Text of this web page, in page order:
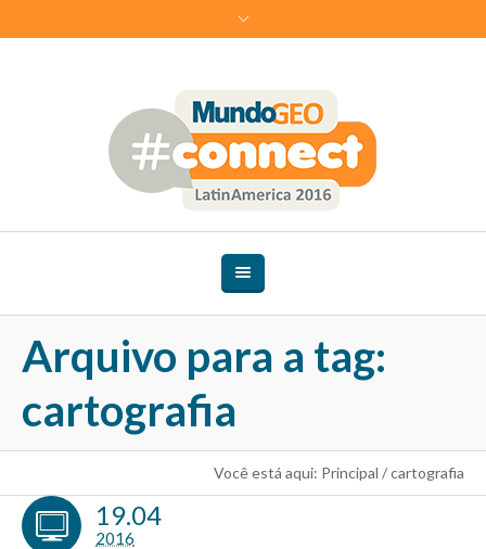
Arquivo para a tag:
cartografia
Você está aqui: Principal /cartografia
19.04
2016